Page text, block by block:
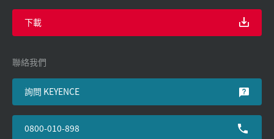
下載
聯絡我們
詢問 KEYENCE
0800-010-898